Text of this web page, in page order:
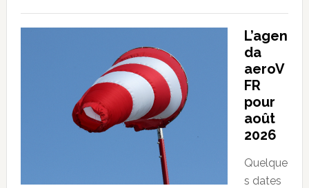
L’agen
da
aeroV
FR
pour
août
2026
Quelque
s dates